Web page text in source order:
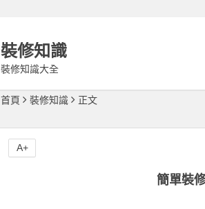
裝修知識
裝修知識大全
首頁 裝修知識 正文
簡單裝
A+